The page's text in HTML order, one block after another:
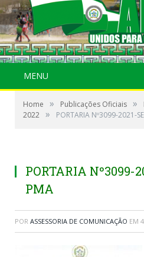
MENU
Home » Publicações Oficiais »
2022 » PORTARIA Nº3099-2021-
PORTARIA Nº3099-
PMA
POR ASSESSORIA DE COMUNICAÇÃO EM